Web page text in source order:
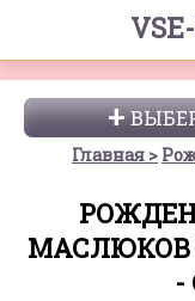
Главная
МАСЛЮКОВ
-